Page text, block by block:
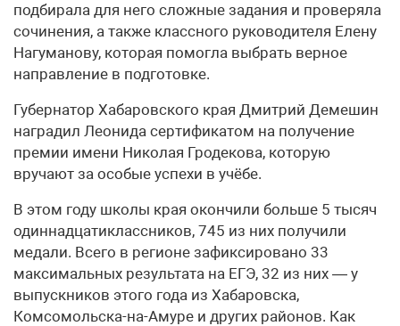
подбирала для него сложные задания и проверяла
сочинения, а также классного руководителя Елену
Нагуманову, которая помогла выбрать верное
направление в подготовке.
Губернатор Хабаровского края Дмитрий Демешин
наградил Леонида сертификатом на получение
премии имени Николая Гродекова, которую
вручают за особые успехи в учёбе.
В этом году школы края окончили больше 5 тысяч
одиннадцатиклассников, 745 из них получили
медали. Всего в регионе зафиксировано 33
максимальных результата на ЕГЭ, 32 из них — у
выпускников этого года из Хабаровска,
Комсомольска-на-Амуре и других районов. Как